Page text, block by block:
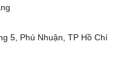
5, Phú Nhuận, TP Hồ Chí